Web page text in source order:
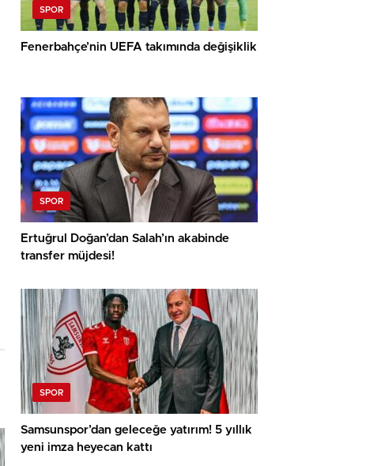
SPOR
Fenerbahçe’nin UEFA takımında değişiklik
SPOR
Ertuğrul Doğan’dan Salah’ın akabinde
transfer müjdesi!
SPOR
Samsunspor’dan geleceğe yatırım! 5 yıllık
yeni imza heyecan kattı